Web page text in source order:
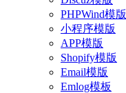
PHPWind模版
小程序模版
APP模版
Shopify模版
Email模版
Emlog模板